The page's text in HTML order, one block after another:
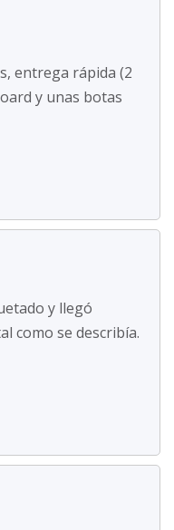
entrega rápida (2
y unas botas
y llegó
como se describía.